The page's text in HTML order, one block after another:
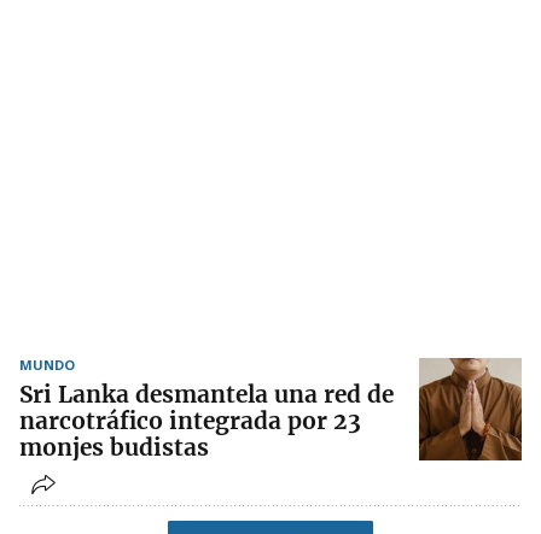
MUNDO
Sri Lanka desmantela una red de
narcotráfico integrada por 23
monjes budistas